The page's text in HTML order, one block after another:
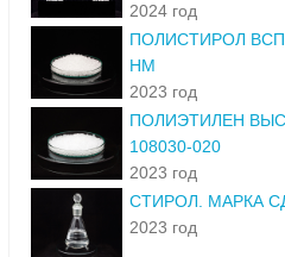
2024 год
ПОЛИСТИРОЛ
НМ
2023 год
ПОЛИЭТИЛЕН
108030-020
2023 год
СТИРОЛ. МАРКА
2023 год